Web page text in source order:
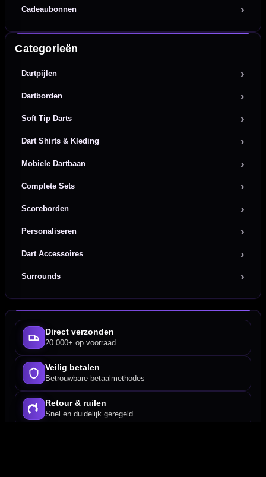
Cadeaubonnen
Categorieën
Dartpijlen
Dartborden
Soft Tip Darts
Dart Shirts & Kleding
Mobiele Dartbaan
Complete Sets
Scoreborden
Personaliseren
Dart Accessoires
Surrounds
Direct verzonden
20.000+ op voorraad
Veilig betalen
Betrouwbare betaalmethodes
Retour & ruilen
Snel en duidelijk geregeld